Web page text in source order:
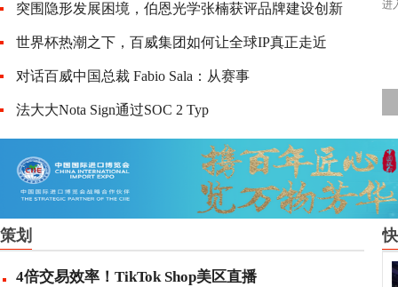
突围隐形发展困境，伯恩光学张楠获评品牌建设创新
世界杯热潮之下，百威集团如何让全球IP真正走近
对话百威中国总裁 Fabio Sala：从赛事
法大大Nota Sign通过SOC 2 Typ
策划
4倍交易效率！TikTok Shop美区直播